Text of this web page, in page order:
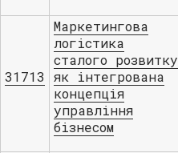
31713
Маркетингова
логістика
сталого розвитку
як інтегрована
концепція
управління
бізнесом